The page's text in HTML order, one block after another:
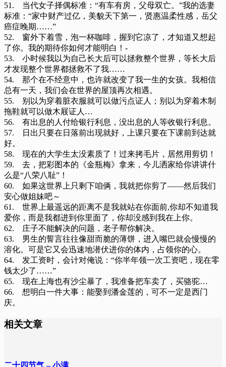
51. 当代女子择偶标准：“有车有房，父母双亡。”我的选妻
标准：“家中财产过亿，美貌天下第一，贤惠温柔性感，岳父
癌症晚期……”
52. 窗外下着雪，泡一杯咖啡，握到它凉了，才知道又想起
了你。我的期待你如何才能明白！-
53. 小时候我以为自己长大后可以拯救整个世界，等长大后
才发现整个世界都拯救不了我……
54. 那个在不经意中，也许就改变了我一生的女孩。我相信
总有一天，我们会在世界的屋顶再次相遇。
55. 别以为穿着脏衣服就可以做污点证人；别以为穿着木制
拖鞋就可以做木屐证人…
56. 有出息的人付给银行利息，没出息的人等收银行利息。
57. 日出只要在日落前出现就好，上课只要在下课前到达就
好。
58. 现在的大学生太没素质了！过来拷毛片，居然用剪切！
59. 去，把彩图本的《金瓶梅》拿来，今儿洒家给你讲讲什
么是“八荣八耻”！
60. 如果这世界上只剩下咱俩，我就把你剪了——然后我们
安心做姐妹吧～
61. 世界上最遥远的距离不是我就站在你面前,你却不知道我
爱你，而是我都进到你里面了，你却没感到我在上你。
62. 庄子不能解决的问题，老子帮你解决。
63. 男生的誓言往往像甜而脆的薄饼，进入嘴巴就会慢慢的
溶化。可是它又会迅速地潜伏进你的体内，占领你的心。
64. 发工资时，会计对俺说：“你半年领一次工资吧，现在零
钱太少了……”
65. 现在上海也有沙尘暴了，我准备把车卖了，买骆驼…
66. 想明白一件大事：能娶到潘金莲的，可不一定是西门
庆。
相关文章
二十四节气 – 小满